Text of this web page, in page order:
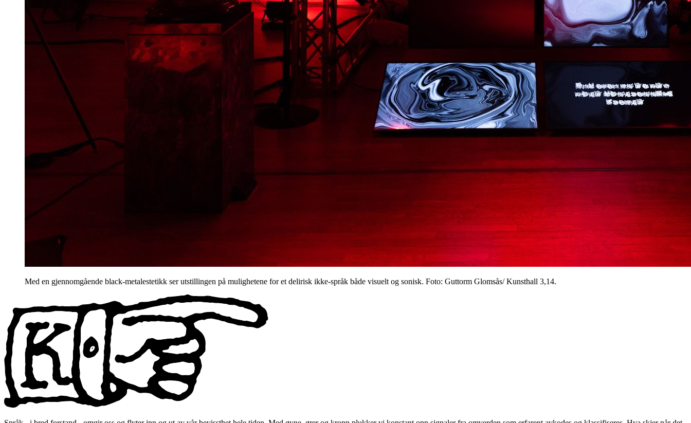
Med en gjennomgående black-metalestetikk ser utstillingen på mulighetene for et delirisk ikke-språk både visuelt og sonisk. Foto: Guttorm Glomsås/ Kunsthall 3,14.